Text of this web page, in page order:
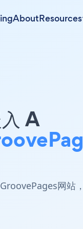
AboutResources
A
网站